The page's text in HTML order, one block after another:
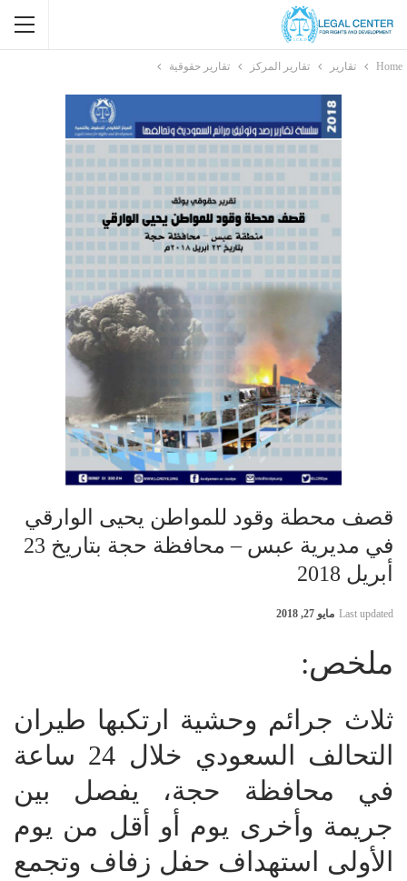
Home تقارير تقارير المركز تقارير حقوقية
قصف محطة وقود للمواطن يحيى الوارقي
في مديرية عبس – محافظة حجة بتاريخ 23
أبريل 2018
Last updated مايو 27, 2018
ملخص:
ثلاث جرائم وحشية ارتكبها طيران
التحالف السعودي خلال 24 ساعة
في محافظة حجة، يفصل بين
جريمة وأخرى يوم أو أقل من يوم
الأولى استهداف حفل زفاف وتجمع